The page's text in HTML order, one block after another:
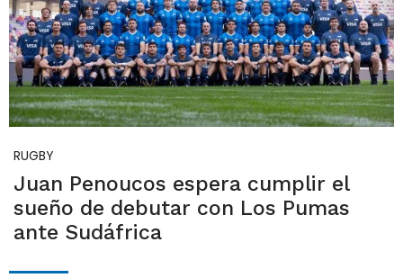
RUGBY
Juan Penoucos espera cumplir el
sueño de debutar con Los Pumas
ante Sudáfrica